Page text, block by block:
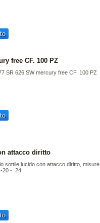
free CF. 100 PZ
SR 626 SW mercury free CF. 100 PZ
attacco diritto
sottile lucido con attacco diritto, misure
-20 - 24